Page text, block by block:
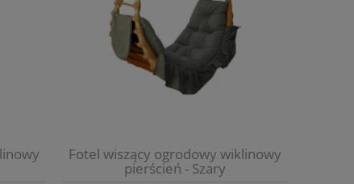
Fotel wiszący ogrodowy wiklinowy
pierścień - Szary